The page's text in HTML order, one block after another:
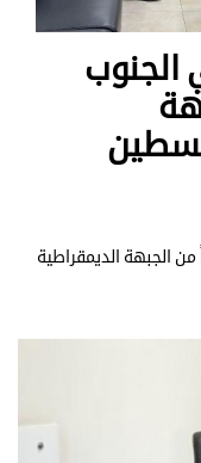
الجنوب
الجبهة الديمقراطية